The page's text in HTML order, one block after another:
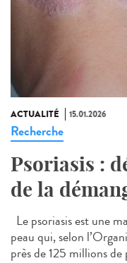
ACTUALITÉ 15.01.2026
Recherche
Psoriasis :
de la
Le psoriasis est une
peau qui, selon
près de 125 millions de